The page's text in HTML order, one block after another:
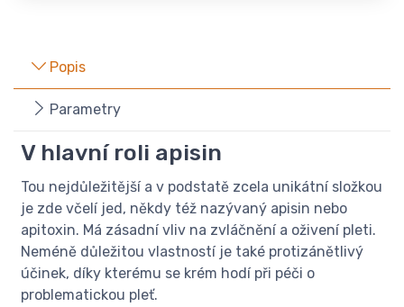
Popis
Parametry
V hlavní roli apisin
Tou nejdůležitější a v podstatě zcela unikátní složkou
je zde včelí jed, někdy též nazývaný apisin nebo
apitoxin. Má zásadní vliv na zvláčnění a oživení pleti.
Neméně důležitou vlastností je také protizánětlivý
účinek, díky kterému se krém hodí při péči o
problematickou pleť.